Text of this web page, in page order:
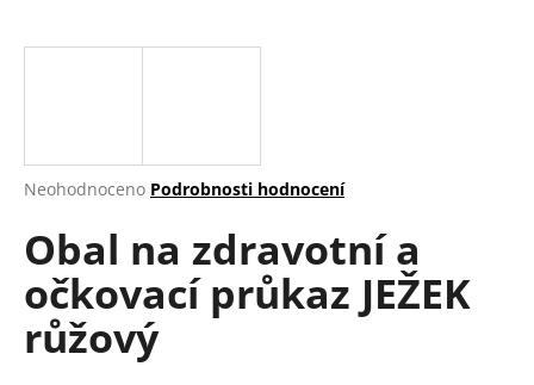
Průměrné
produktu
je
z
hvězdiček.
Neohodnoceno Podrobnosti hodnocení
Obal na zdravotní a
očkovací průkaz JEŽEK
růžový
j
?
HLEDAT